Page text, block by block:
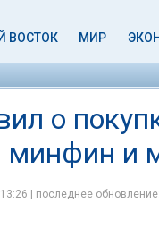
ВОСТОК МИР
о
и
| последнее